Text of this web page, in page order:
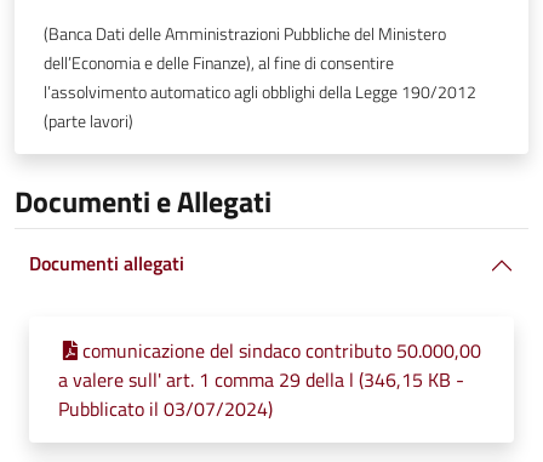
(Banca Dati delle Amministrazioni Pubbliche del Ministero
dell’Economia e delle Finanze), al fine di consentire
l’assolvimento automatico agli obblighi della Legge 190/2012
(parte lavori)
Documenti e Allegati
Documenti allegati
comunicazione del sindaco contributo 50.000,00
a valere sull' art. 1 comma 29 della l (346,15 KB -
Pubblicato il 03/07/2024)